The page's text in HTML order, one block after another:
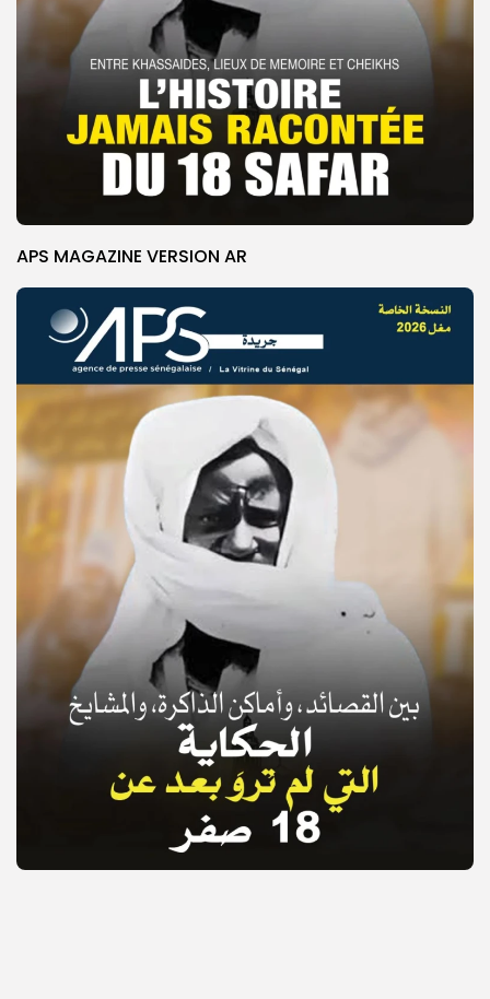
© Copyright 2025, APS
APS MAGAZINE VERSION AR